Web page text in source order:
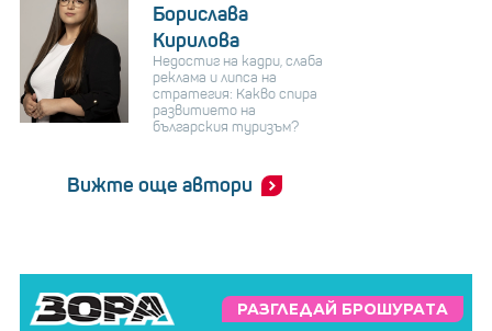
Борислава
Кирилова
Недостиг на кадри, слаба
реклама и липса на
стратегия: Какво спира
развитието на
българския туризъм?
Вижте още автори
РАЗГЛЕДАЙ БРОШУРАТА